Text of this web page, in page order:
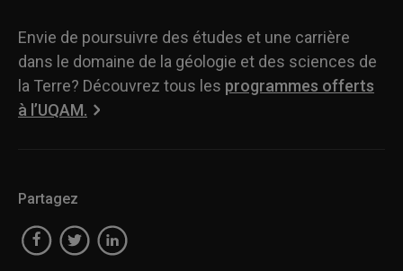
Envie de poursuivre des études et une carrière
dans le domaine de la géologie et des sciences de
la Terre? Découvrez tous les programmes offerts
à l’UQAM.
Partagez